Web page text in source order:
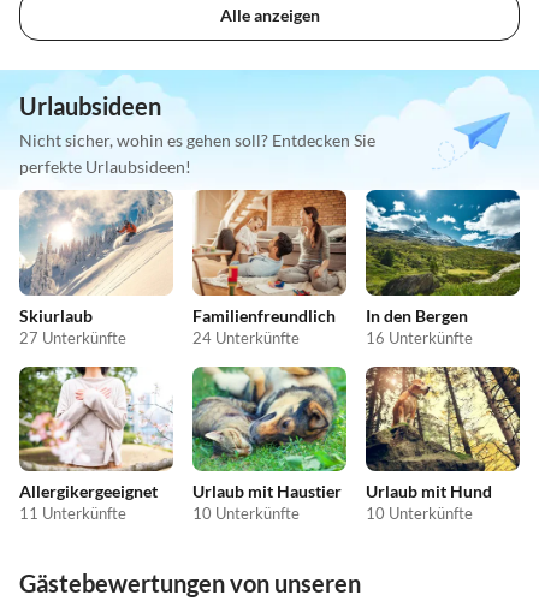
Alle anzeigen
Urlaubsideen
Nicht sicher, wohin es gehen soll? Entdecken Sie
perfekte Urlaubsideen!
Skiurlaub
27 Unterkünfte
Familienfreundlich
24 Unterkünfte
In den Bergen
16 Unterkünfte
Allergikergeeignet
11 Unterkünfte
Urlaub mit Haustier
10 Unterkünfte
Urlaub mit Hund
10 Unterkünfte
Gästebewertungen von unseren